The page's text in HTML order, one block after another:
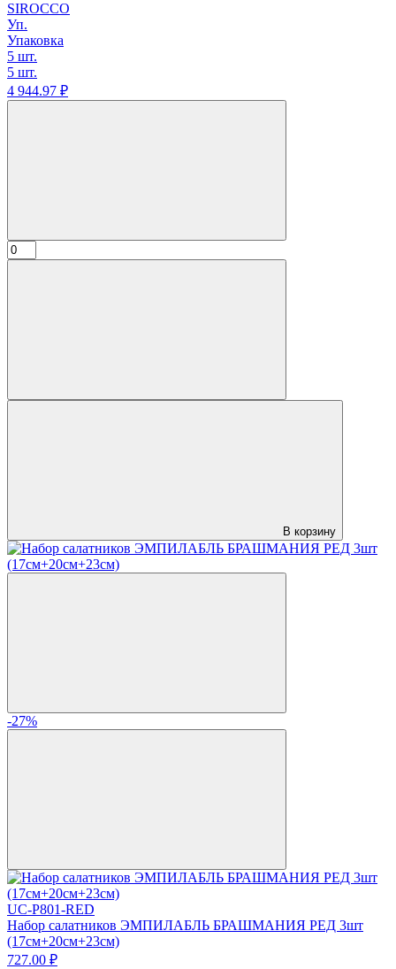
SIROCCO
Уп.
Упаковка
5 шт.
5 шт.
4 944.97 ₽
В корзину
-27%
UC-P801-RED
Набор салатников ЭМПИЛАБЛЬ БРАШМАНИЯ РЕД 3шт
(17см+20см+23см)
727.00 ₽